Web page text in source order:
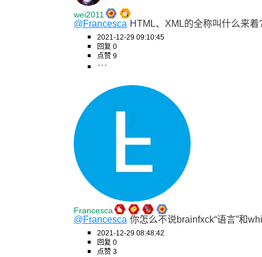
wei2011
@Francesca HTML、XML的全称叫什么来着
2021-12-29 09:10:45
回复 0
点赞 9
Francesca
@Francesca 你怎么不说brainfxck“语言”和
2021-12-29 08:48:42
回复 0
点赞 3